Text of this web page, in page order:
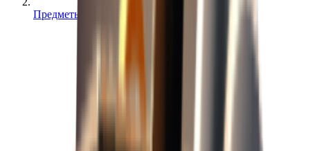
Предметы